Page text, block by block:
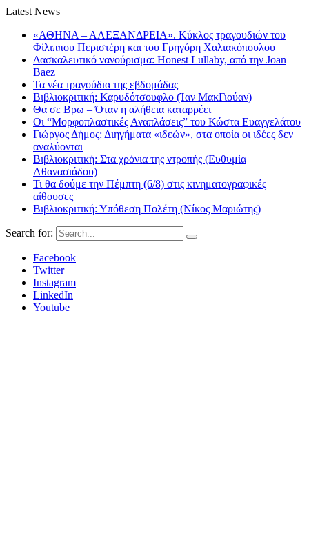
Latest News
«ΑΘΗΝΑ – ΑΛΕΞΑΝΔΡΕΙΑ». Κύκλος τραγουδιών του
Φίλιππου Περιστέρη και του Γρηγόρη Χαλιακόπουλου
Δασκαλευτικό νανούρισμα: Honest Lullaby, από την Joan
Baez
Τα νέα τραγούδια της εβδομάδας
Βιβλιοκριτική: Καρυδότσουφλο (Ίαν ΜακΓιούαν)
Θα σε Βρω – Όταν η αλήθεια καταρρέει
Οι “Μορφοπλαστικές Αναπλάσεις” του Κώστα Ευαγγελάτου
Γιώργος Δήμος: Διηγήματα «ιδεών», στα οποία οι ιδέες δεν
αναλύονται
Βιβλιοκριτική: Στα χρόνια της ντροπής (Ευθυμία
Αθανασιάδου)
Τι θα δούμε την Πέμπτη (6/8) στις κινηματογραφικές
αίθουσες
Βιβλιοκριτική: Υπόθεση Πολέτη (Νίκος Μαριώτης)
Search for:
Facebook
Twitter
Instagram
LinkedIn
Youtube